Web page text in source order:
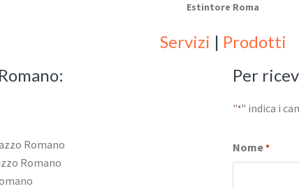
Estintore Roma
Servizi | Prodotti
Romano
Romano
Per
"*" indica i
Nome*